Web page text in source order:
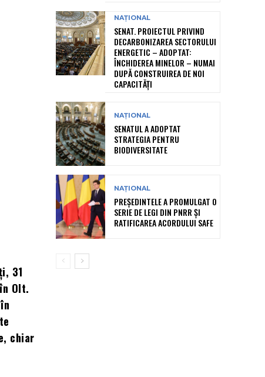
31
Olt.
chiar
NAȚIONAL
SENAT. PROIECTUL PRIVIND
DECARBONIZAREA SECTORULUI
ENERGETIC – ADOPTAT:
ÎNCHIDEREA MINELOR – NUMAI
DUPĂ CONSTRUIREA DE NOI
CAPACITĂȚI
NAȚIONAL
SENATUL A ADOPTAT
STRATEGIA PENTRU
BIODIVERSITATE
NAȚIONAL
PREȘEDINTELE A PROMULGAT O
SERIE DE LEGI DIN PNRR ȘI
RATIFICAREA ACORDULUI SAFE